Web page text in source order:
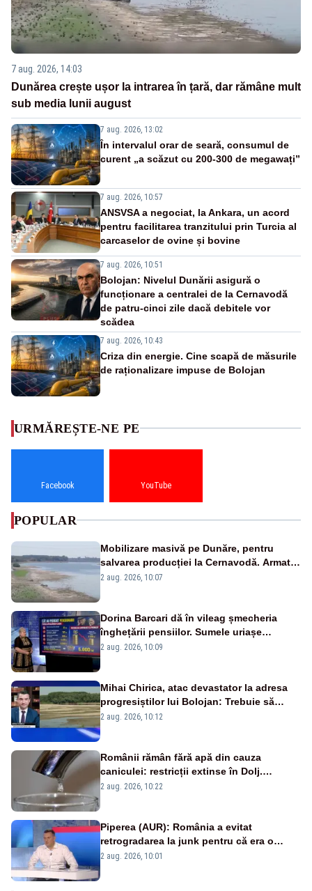
7 aug. 2026, 14:03
Dunărea crește ușor la intrarea în țară, dar rămâne mult
sub media lunii august
7 aug. 2026, 13:02
În intervalul orar de seară, consumul de
curent „a scăzut cu 200-300 de megawați”
7 aug. 2026, 10:57
ANSVSA a negociat, la Ankara, un acord
pentru facilitarea tranzitului prin Turcia al
carcaselor de ovine și bovine
7 aug. 2026, 10:51
Bolojan: Nivelul Dunării asigură o
funcționare a centralei de la Cernavodă
de patru-cinci zile dacă debitele vor
scădea
7 aug. 2026, 10:43
Criza din energie. Cine scapă de măsurile
de raționalizare impuse de Bolojan
URMĂREȘTE-NE PE
Facebook YouTube
POPULAR
Mobilizare masivă pe Dunăre, pentru
salvarea producției la Cernavodă. Armata
va detona o stâncă și va devia apa
2 aug. 2026, 10:07
Dorina Barcari dă în vileag șmecheria
înghețării pensiilor. Sumele uriașe
pierdute de fiecare român
2 aug. 2026, 10:09
Mihai Chirica, atac devastator la adresa
progresiștilor lui Bolojan: Trebuie să
protejăm și natura, dar nu șținem omaneii
2 aug. 2026, 10:12
Românii rămân fără apă din cauza
caniculei: restricții extinse în Dolj.
Oamenii au „cu program la robinet”
2 aug. 2026, 10:22
Piperea (AUR): România a evitat
retrogradarea la junk pentru că era o
catastrofă pentru bănci și fondurile de
2 aug. 2026, 10:01